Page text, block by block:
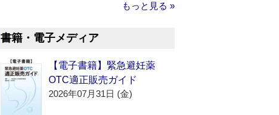
もっと見る »
書籍・電子メディア
【電子書籍】緊急避妊薬
OTC適正販売ガイド
2026年07月31日 (金)